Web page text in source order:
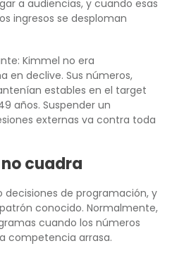
a audiencias, y cuando esas
ingresos se desploman
Kimmel no era
en declive. Sus números,
estables en el target
años. Suspender un
externas va contra toda
cuadra
decisiones de programación, y
conocido. Normalmente,
cuando los números
competencia arrasa.